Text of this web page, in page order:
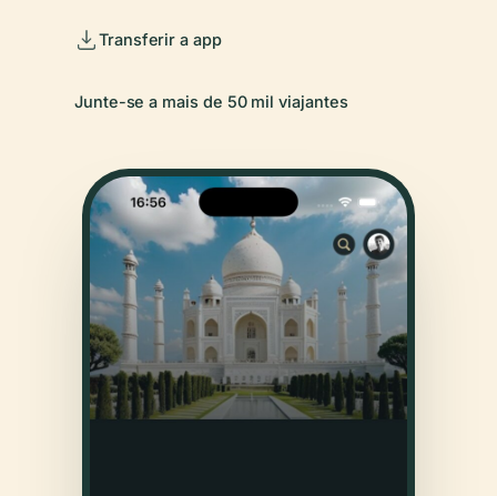
Transferir a app
Junte-se a mais de 50 mil viajantes